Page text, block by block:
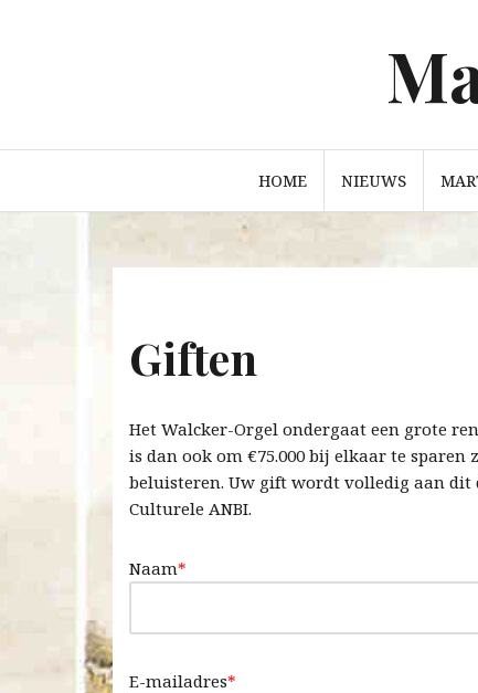
HOME NIEUWS
Giften
Het Walcker-Orgel ondergaat een grote
is dan ook om €75.000 bij elkaar te
beluisteren. Uw gift wordt volledig aan dit
Culturele ANBI.
Naam*
E-mailadres*